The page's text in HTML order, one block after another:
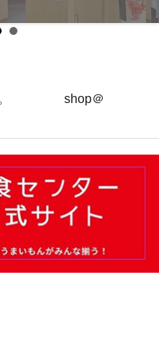
した。 shop＠